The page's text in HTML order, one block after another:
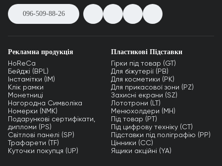
096-509-88-26
Рекламна продукція
HoReCa
Бейджі (BPL)
Інстамітки (IM)
Клік рамки
Монетниці
Нагородна Символіка
Номерки (NMK)
Подарункові сертифікати,
дипломи (PS)
Світлові панелі (SP)
Трафарети (TF)
Куточки покупця (UP)
Пластикові Підставки
Гірки під товар (GT)
Для біжутерії (PB)
Для косметики (PK)
Для прикасової зони (PZ)
Захисні екрани (SZ)
Лототрони (LT)
Менюхолдери (MH)
Під товар (PT)
Під цифрову техніку (CT)
Підставки під поліграфію (PP)
Цінники (СС)
Ящики акційні (YA)